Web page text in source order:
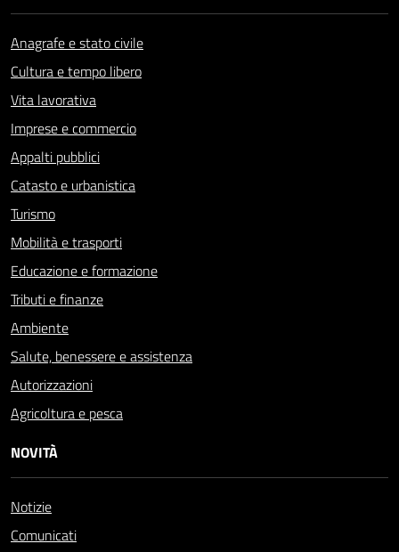
Anagrafe e stato civile
Cultura e tempo libero
Vita lavorativa
Imprese e commercio
Appalti pubblici
Catasto e urbanistica
Turismo
Mobilità e trasporti
Educazione e formazione
Tributi e finanze
Ambiente
Salute, benessere e assistenza
Autorizzazioni
Agricoltura e pesca
NOVITÀ
Notizie
Comunicati